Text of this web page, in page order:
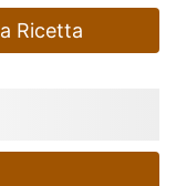
Ricetta